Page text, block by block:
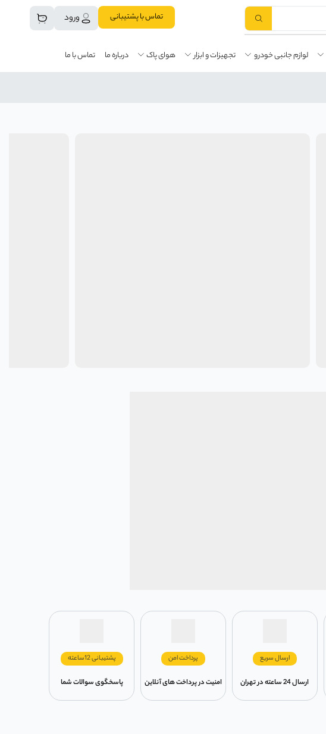
ورود تماس با پشتیبانی
لوازم جانبی خودرو تجهیزات و ابزار هوای پاک درباره ما تماس با ما
ارسال سریع
ارسال 24 ساعته در تهران
پرداخت امن
امنیت در پرداخت های آنلاین
پشتیبانی 12ساعته
پاسخگوی سوالات شما